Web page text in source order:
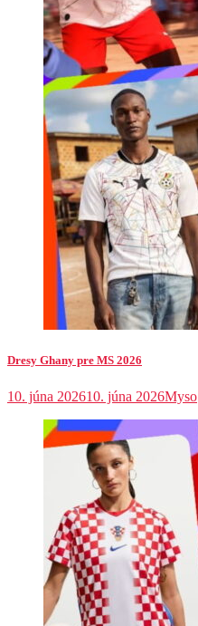
Dresy Ghany pre MS 2026
10. júna 202610. júna 2026Myso